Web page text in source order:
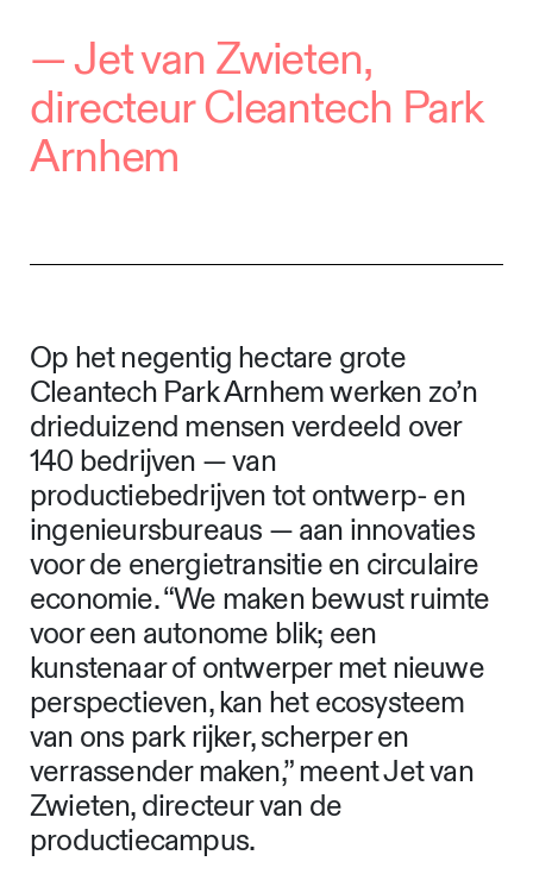
— Jet van Zwieten,
directeur Cleantech Park
Arnhem
Op het negentig hectare grote
Cleantech Park Arnhem werken zo’n
drieduizend mensen verdeeld over
140 bedrijven — van
productiebedrijven tot ontwerp- en
ingenieursbureaus — aan innovaties
voor de energietransitie en circulaire
economie. “We maken bewust ruimte
voor een autonome blik; een
kunstenaar of ontwerper met nieuwe
perspectieven, kan het ecosysteem
van ons park rijker, scherper en
verrassender maken,” meent Jet van
Zwieten, directeur van de
productiecampus.